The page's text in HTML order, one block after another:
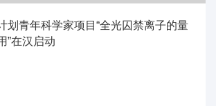
划青年科学家项目“全光囚禁离子的量
”在汉启动